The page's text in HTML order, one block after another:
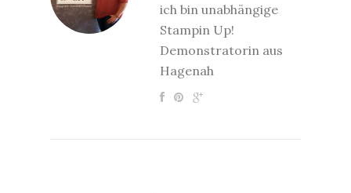
ich bin unabhängige
Stampin Up!
Demonstratorin aus
Hagenah